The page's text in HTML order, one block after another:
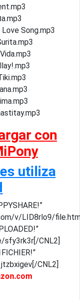
Song.mp3
con
utiliza
v/LID8rlo9/
sfy3rk3r[/CNL2]
CNL2]